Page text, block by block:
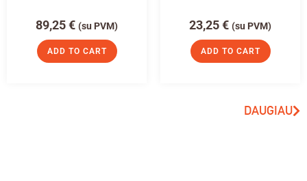
89,25€ (su PVM)
ADD TO CART
23,25€ (su PVM)
ADD TO CART
DAUGIAU